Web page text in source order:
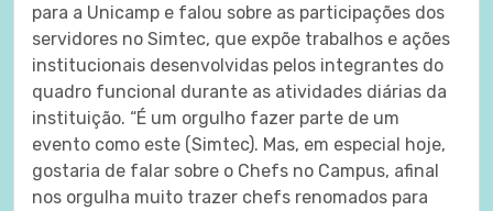
para a Unicamp e falou sobre as participações dos
servidores no Simtec, que expõe trabalhos e ações
institucionais desenvolvidas pelos integrantes do
quadro funcional durante as atividades diárias da
instituição. “É um orgulho fazer parte de um
evento como este (Simtec). Mas, em especial hoje,
gostaria de falar sobre o Chefs no Campus, afinal
nos orgulha muito trazer chefs renomados para